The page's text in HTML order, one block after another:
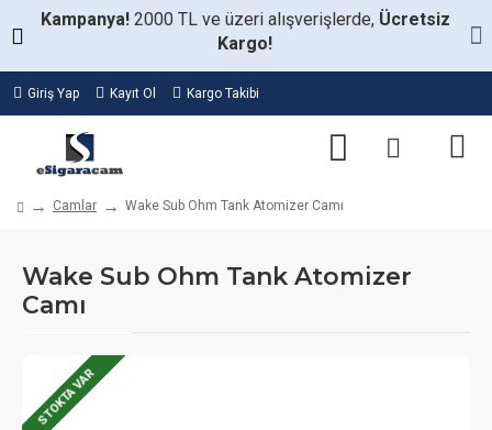
Kampanya! 2000 TL ve üzeri alışverişlerde, Ücretsiz
Kargo!
Giriş Yap Kayıt Ol Kargo Takibi
Camlar Wake Sub Ohm Tank Atomizer Camı
Wake Sub Ohm Tank Atomizer
Camı
STOKTA VAR